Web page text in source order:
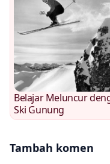
Belajar Meluncur
Ski Gunung
Tambah komen